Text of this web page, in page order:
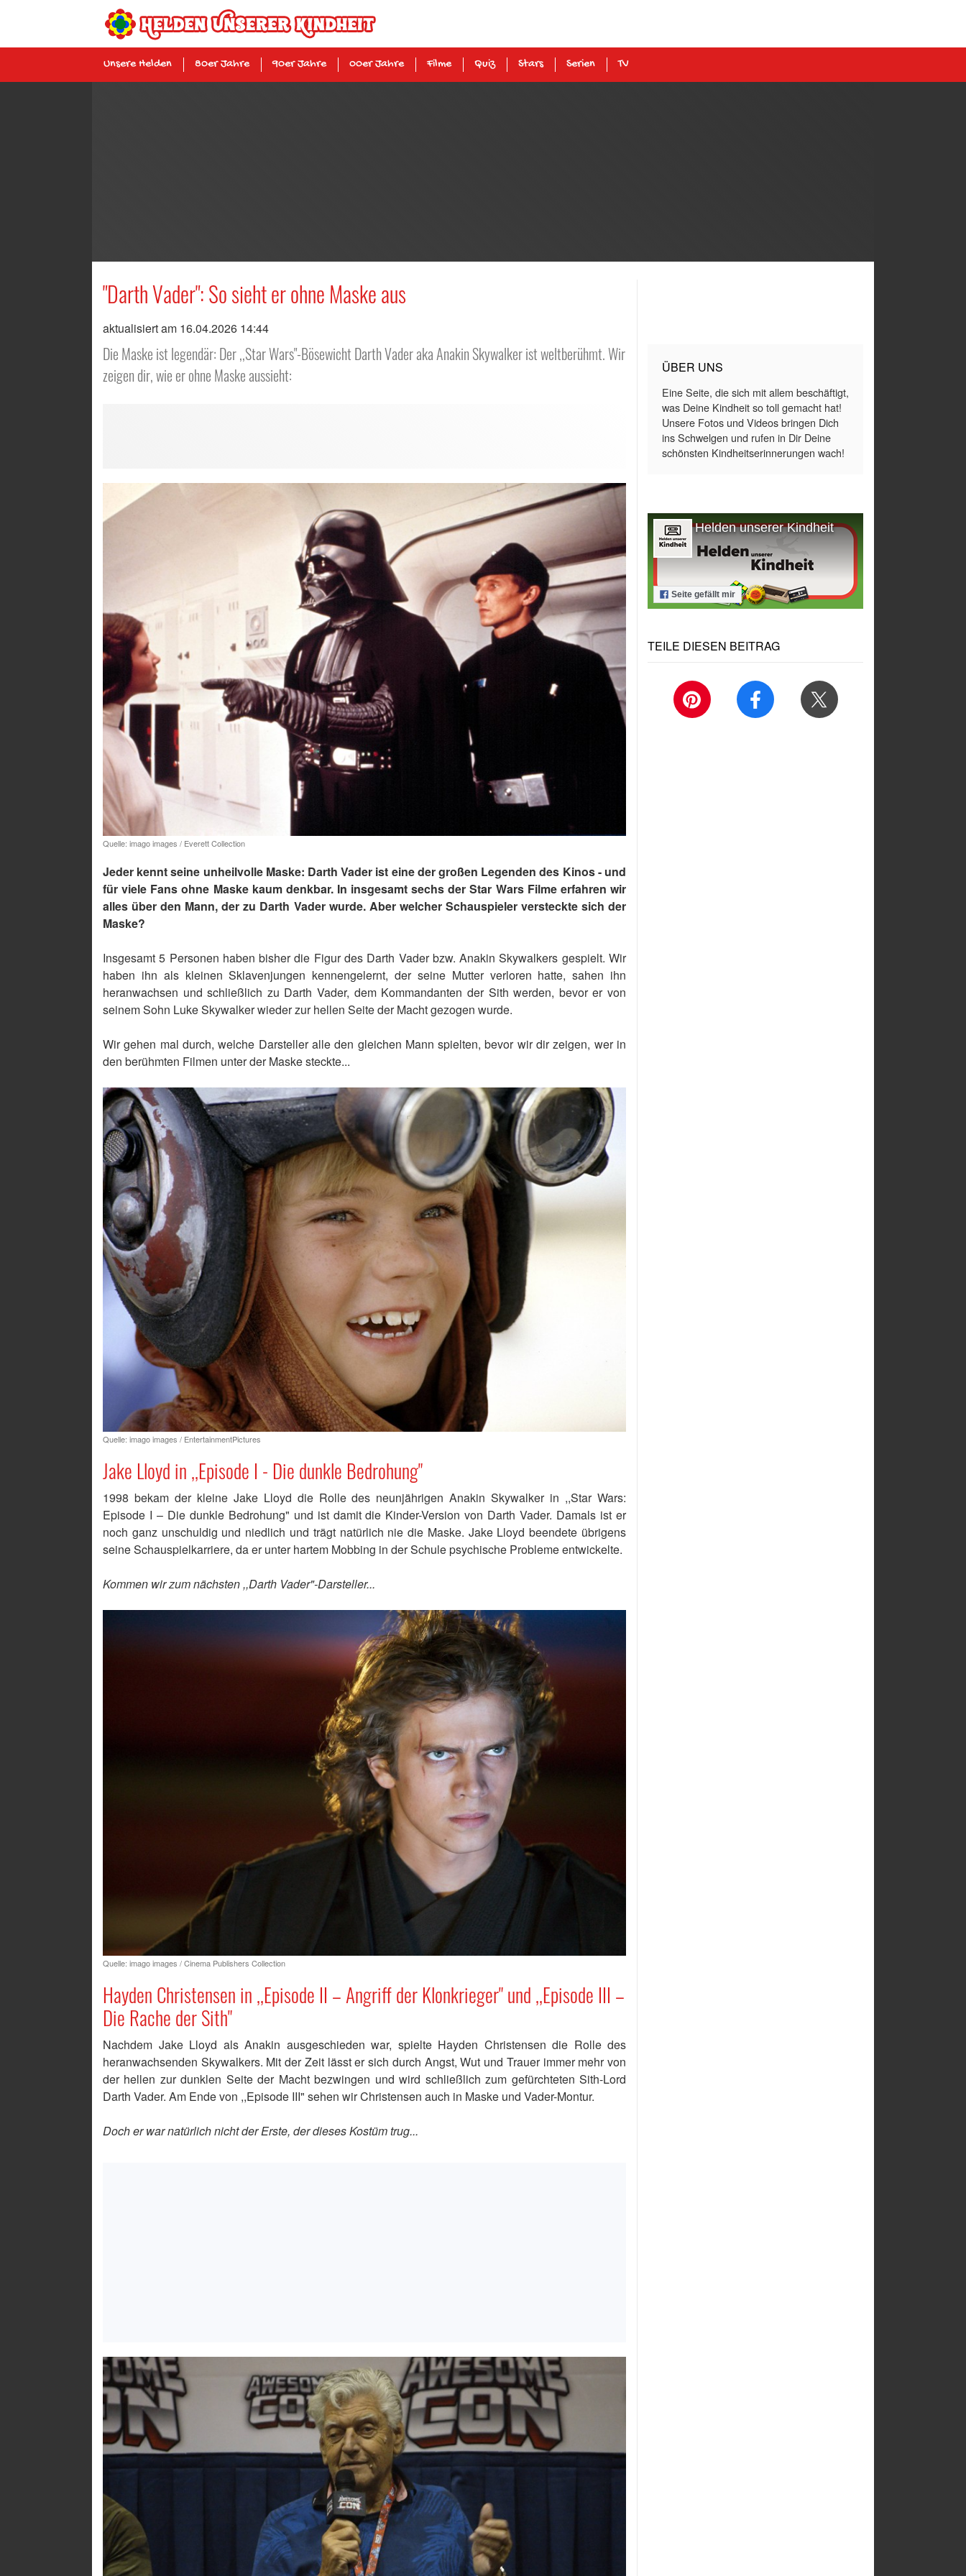
Unsere Helden 80er Jahre 90er Jahre 00er Jahre Filme Quiz Stars Serien TV
"Darth Vader": So sieht er ohne Maske aus
aktualisiert am 16.04.2026 14:44
Die Maske ist legendär: Der ,,Star Wars"-Bösewicht Darth Vader aka Anakin Skywalker ist weltberühmt. Wir
zeigen dir, wie er ohne Maske aussieht:
Quelle: imago images / Everett Collection
Jeder kennt seine unheilvolle Maske: Darth Vader ist eine der großen Legenden des Kinos - und
für viele Fans ohne Maske kaum denkbar. In insgesamt sechs der Star Wars Filme erfahren wir
alles über den Mann, der zu Darth Vader wurde. Aber welcher Schauspieler versteckte sich der
Maske?
Insgesamt 5 Personen haben bisher die Figur des Darth Vader bzw. Anakin Skywalkers gespielt. Wir
haben ihn als kleinen Sklavenjungen kennengelernt, der seine Mutter verloren hatte, sahen ihn
heranwachsen und schließlich zu Darth Vader, dem Kommandanten der Sith werden, bevor er von
seinem Sohn Luke Skywalker wieder zur hellen Seite der Macht gezogen wurde.
Wir gehen mal durch, welche Darsteller alle den gleichen Mann spielten, bevor wir dir zeigen, wer in
den berühmten Filmen unter der Maske steckte...
Quelle: imago images / EntertainmentPictures
Jake Lloyd in ,,Episode I - Die dunkle Bedrohung"
1998 bekam der kleine Jake Lloyd die Rolle des neunjährigen Anakin Skywalker in ,,Star Wars:
Episode I – Die dunkle Bedrohung" und ist damit die Kinder-Version von Darth Vader. Damals ist er
noch ganz unschuldig und niedlich und trägt natürlich nie die Maske. Jake Lloyd beendete übrigens
seine Schauspielkarriere, da er unter hartem Mobbing in der Schule psychische Probleme entwickelte.
Kommen wir zum nächsten ,,Darth Vader"-Darsteller...
Quelle: imago images / Cinema Publishers Collection
Hayden Christensen in ,,Episode II – Angriff der Klonkrieger" und ,,Episode III –
Die Rache der Sith"
Nachdem Jake Lloyd als Anakin ausgeschieden war, spielte Hayden Christensen die Rolle des
heranwachsenden Skywalkers. Mit der Zeit lässt er sich durch Angst, Wut und Trauer immer mehr von
der hellen zur dunklen Seite der Macht bezwingen und wird schließlich zum gefürchteten Sith-Lord
Darth Vader. Am Ende von ,,Episode III" sehen wir Christensen auch in Maske und Vader-Montur.
Doch er war natürlich nicht der Erste, der dieses Kostüm trug...
ÜBER UNS
Eine Seite, die sich mit allem beschäftigt,
was Deine Kindheit so toll gemacht hat!
Unsere Fotos und Videos bringen Dich
ins Schwelgen und rufen in Dir Deine
schönsten Kindheitserinnerungen wach!
Helden unserer Kindheit
Seite gefällt mir
TEILE DIESEN BEITRAG